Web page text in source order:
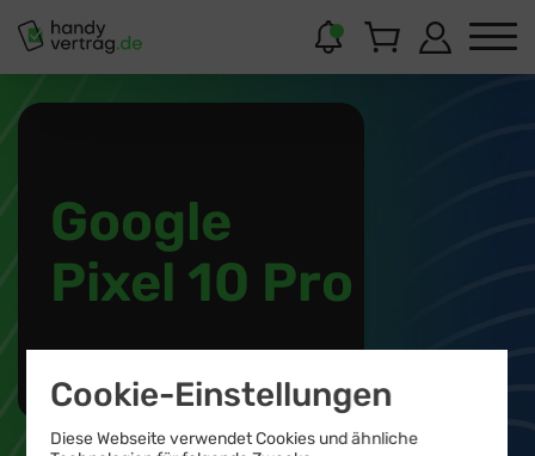
Google
Pixel 10 Pro
+ 20 GB Allnet Flat
Cookie-Einstellungen
Diese Webseite verwendet Cookies und ähnliche